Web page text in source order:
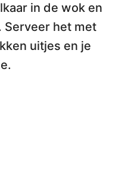
in de wok en
Serveer het met
uitjes en je